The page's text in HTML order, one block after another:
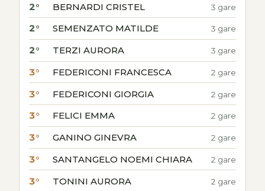
2° BERNARDI CRISTEL 3 gare
2° SEMENZATO MATILDE 3 gare
2° TERZI AURORA 3 gare
3° FEDERICONI FRANCESCA 2 gare
3° FEDERICONI GIORGIA 2 gare
3° FELICI EMMA 2 gare
3° GANINO GINEVRA 2 gare
3° SANTANGELO NOEMI CHIARA 2 gare
3° TONINI AURORA 2 gare